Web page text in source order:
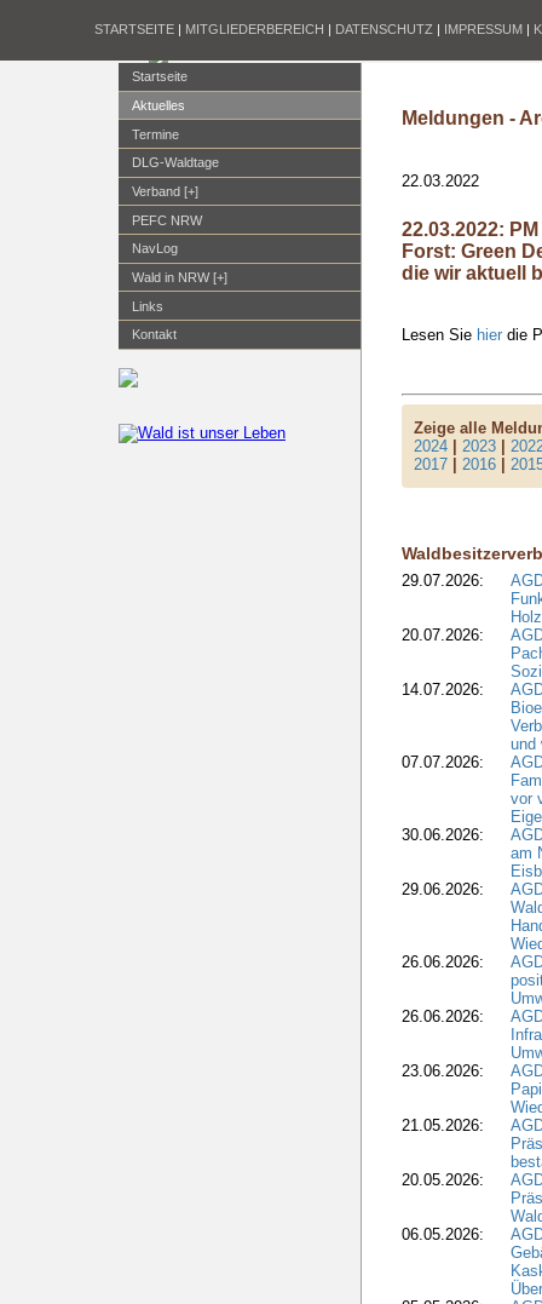
STARTSEITE | MITGLIEDERBEREICH | DATENSCHUTZ | IMPRESSUM |
Startseite
Aktuelles
Termine
DLG-Waldtage
Verband [+]
PEFC NRW
NavLog
Wald in NRW [+]
Links
Kontakt
Meldungen -
22.03.2022
22.03.2022:
Forst: Green
die wir aktuell
Lesen Sie hier die
Zeige alle
2024 |2023 |
2017 |2016 |
29.07.2026:
20.07.2026:
14.07.2026:
und
07.07.2026:
vor
30.06.2026:
am
29.06.2026:
26.06.2026:
26.06.2026:
23.06.2026:
21.05.2026:
20.05.2026:
06.05.2026: